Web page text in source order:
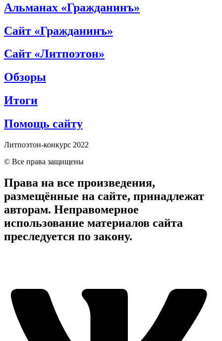
Альманах «Гражданинъ»
Сайт «Гражданинъ»
Сайт «Литпоэтон»
Обзоры
Итоги
Помощь сайту
Литпоэтон-конкурс 2022
© Все права защищены
Права на все произведения,
размещённые на сайте, принадлежат
авторам. Неправомерное
использование материалов сайта
преследуется по закону.